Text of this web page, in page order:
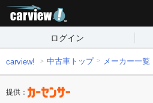
ログイン
carview! 中古車トップ メーカー一覧
提供：